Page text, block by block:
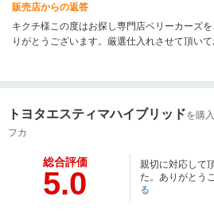
販売店からの返答
キクチ様この度はお探し専門店ベリーカーズ
りがとうございます。厳選仕入れさせて頂い
す
トヨタエスティマハイブリッドを購
フカ
総合評価
5.0
親切に対応して
た。ありがとう
る